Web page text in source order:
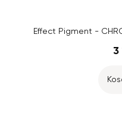
Effect Pigment -
3